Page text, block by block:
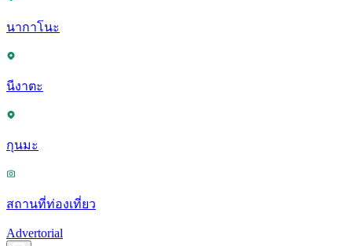
นากาโนะ
นีงาตะ
กุนมะ
สถานที่ท่องเที่ยว
Advertorial